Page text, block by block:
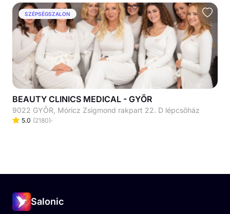
SZÉPSÉGSZALON
BEAUTY CLINICS MEDICAL - GYŐR
9022 GYŐR, Móricz Zsigmond rakpart 22. D lépcsőház
5.0 (2180)
Salonic